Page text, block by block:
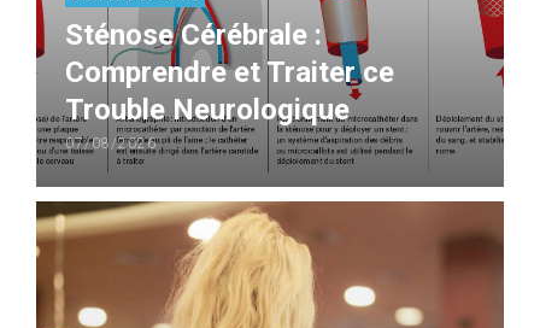
Sténose Cérébrale :
Comprendre et Traiter ce
Trouble Neurologique
07/08/2026